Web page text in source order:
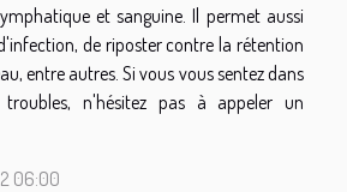
et sanguine. Il permet aussi
de riposter contre la rétention
entre autres. Si vous vous sentez dans
n'hésitez pas à appeler un
06:00